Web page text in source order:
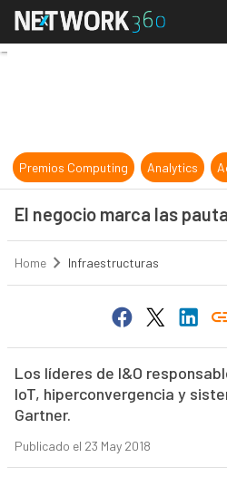
El
Premios Computing Analytics
El negocio marca las
Home Infraestructuras
Los líderes de I&O
IoT, hiperconvergencia y
Gartner.
Publicado el 23 May 2018